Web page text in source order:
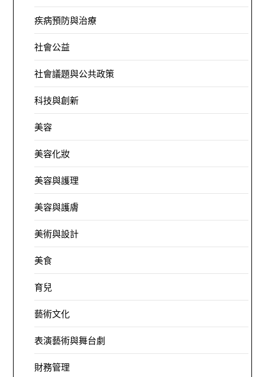
疾病預防與治療
社會公益
社會議題與公共政策
科技與創新
美容
美容化妝
美容與護理
美容與護膚
美術與設計
美食
育兒
藝術文化
表演藝術與舞台劇
財務管理